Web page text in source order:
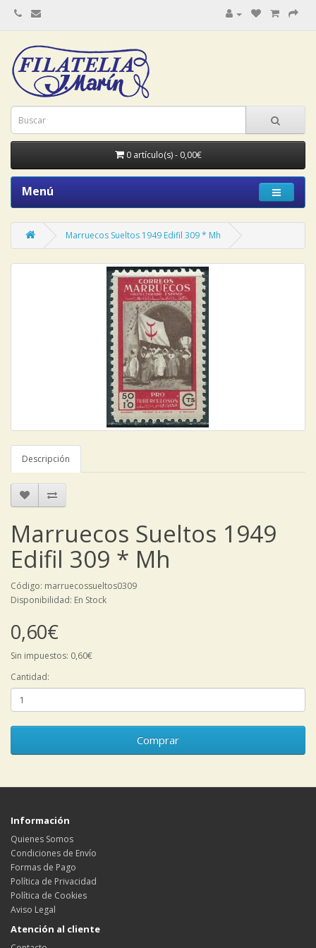
0 artículo(s) - 0,00€
Menú
Marruecos Sueltos 1949 Edifil 309 * Mh
Descripción
Marruecos Sueltos 1949
Edifil 309 * Mh
Código: marruecossueltos0309
Disponibilidad: En Stock
0,60€
Sin impuestos: 0,60€
Cantidad:
Comprar
Información
Quienes Somos
Condiciones de Envío
Formas de Pago
Política de Privacidad
Política de Cookies
Aviso Legal
Atención al cliente